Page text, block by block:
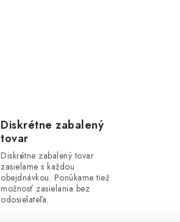
Diskrétne zabalený
tovar
Diskrétne zabalený tovar
zasielame s každou
obejdnávkou. Ponúkame tiež
možnosť zasielania bez
odosielateľa.